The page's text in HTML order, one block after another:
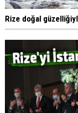
Rize doğal